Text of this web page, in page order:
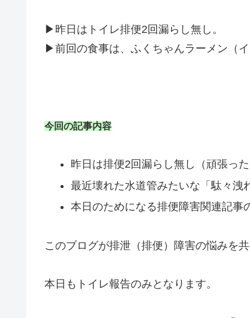
▶昨日はトイレ排便2回漏らし無し。
▶前回の食事は、ふくちゃんラーメン（
今回の記事内容
昨日は排便2回漏らし無し（頑張った
最近壊れた水道管みたいな「駄々洩
本日のためになる排便障害関連記事
このブログが排泄（排便）障害の悩みを
本日もトイレ報告のみとなります。